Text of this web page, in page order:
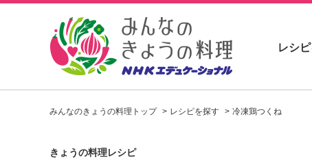
し
レシ
みんなのきょうの料理トップ レシピを探す 冷凍鶏つくね
きょうの料理レシピ